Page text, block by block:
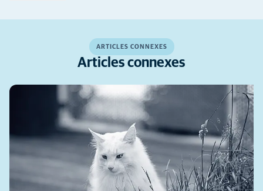
ARTICLES CONNEXES
Articles connexes